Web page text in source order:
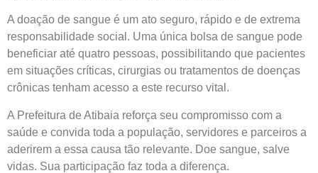
A doação de sangue é um ato seguro, rápido e de extrema
responsabilidade social. Uma única bolsa de sangue pode
beneficiar até quatro pessoas, possibilitando que pacientes
em situações críticas, cirurgias ou tratamentos de doenças
crônicas tenham acesso a este recurso vital.
A Prefeitura de Atibaia reforça seu compromisso com a
saúde e convida toda a população, servidores e parceiros a
aderirem a essa causa tão relevante. Doe sangue, salve
vidas. Sua participação faz toda a diferença.